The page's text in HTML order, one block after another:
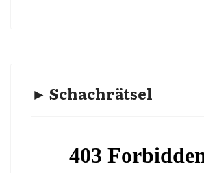
► Schachrätsel